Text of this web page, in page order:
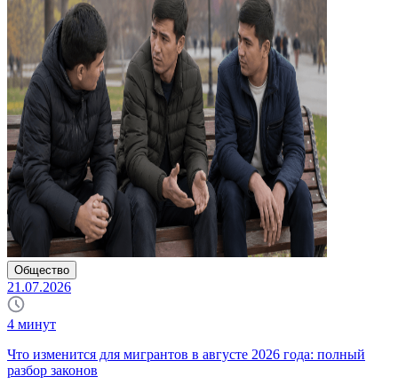
Общество
21.07.2026
4 минут
Что изменится для мигрантов в августе 2026 года: полный
разбор законов